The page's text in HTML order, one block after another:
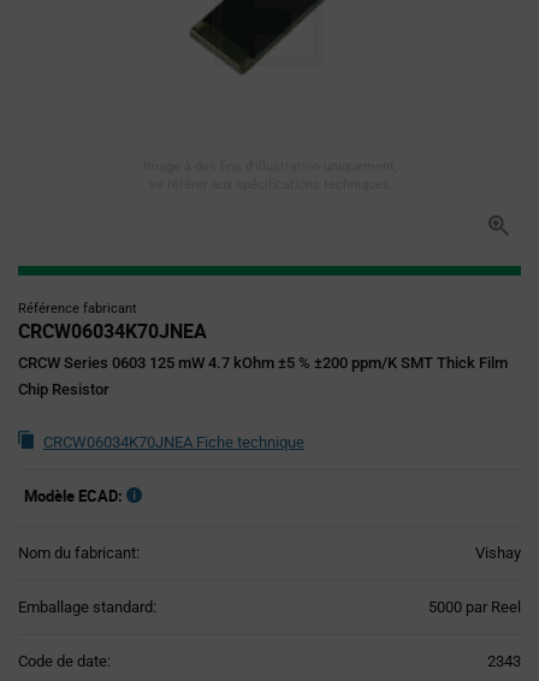
Référence fabricant
CRCW06034K70JNEA
CRCW Series 0603 125 mW 4.7 kOhm ±5 % ±200 ppm/K SMT Thick Film
Chip Resistor
CRCW06034K70JNEA Fiche technique
Modèle ECAD:
Nom du fabricant: Vishay
Emballage standard: 5000 par Reel
Code de date: 2343